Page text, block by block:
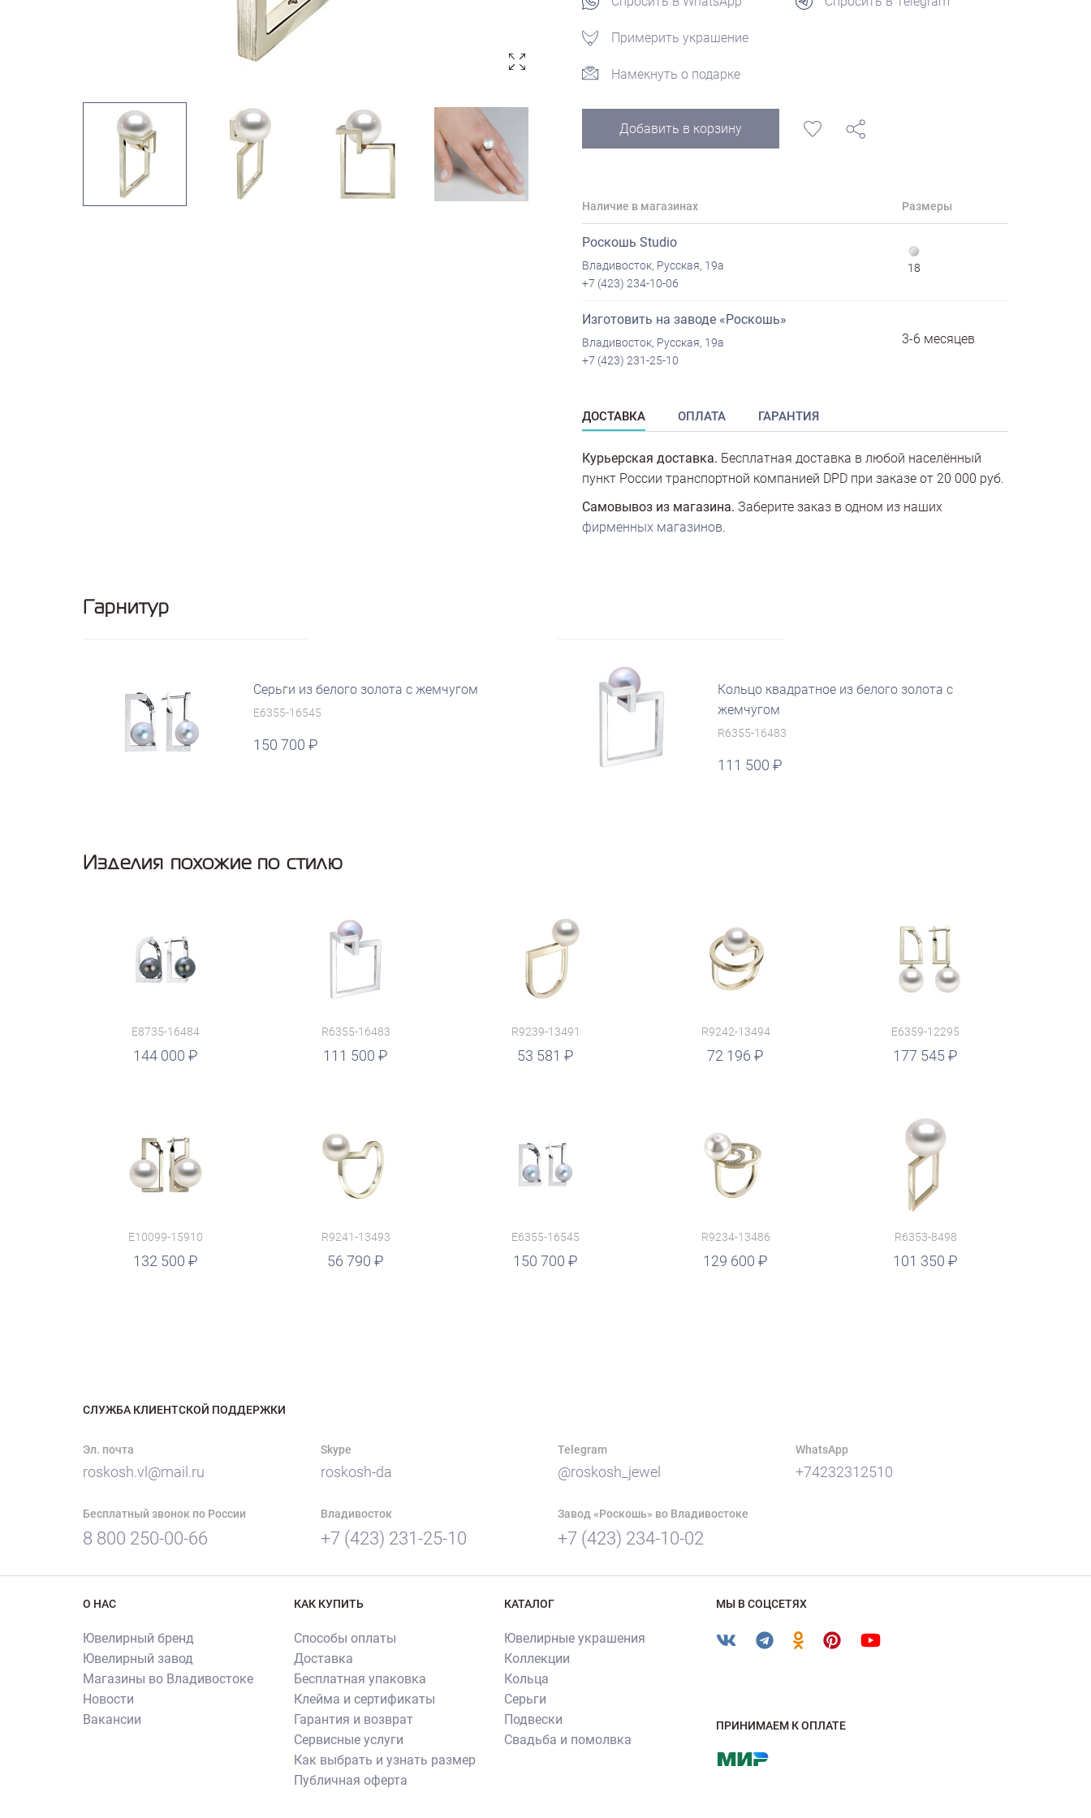
Примерить украшение
Намекнуть о подарке
Добавить в корзину
Наличие в магазинах Размеры
Роскошь Studio
Владивосток, Русская, 19а
+7 (423) 234-10-06
18
Изготовить на заводе «Роскошь»
Владивосток, Русская, 19а
+7 (423) 231-25-10
3-6 месяцев
ДОСТАВКА ОПЛАТА ГАРАНТИЯ
Курьерская доставка. Бесплатная доставка в любой населённый
пункт России транспортной компанией DPD при заказе от 20 000 руб.
Самовывоз из магазина. Заберите заказ в одном из наших
фирменных магазинов.
Гарнитур
Серьги из белого золота с жемчугом
E6355-16545
150 700
Кольцо квадратное из белого золота с
жемчугом
R6355-16483
111 500
Изделия похожие по стилю
E8735-16484
144 000
R6355-16483
111 500
руб.
R9239-13491
53 581
руб.
R9242-13494
72 196
руб.
E6359-12295
177 545
руб.
E10099-15910
132 500
R9241-13493
56 790
руб.
E6355-16545
150 700
руб.
R9234-13486
129 600
руб.
R6353-8498
101 350
руб.
СЛУЖБА КЛИЕНТСКОЙ ПОДДЕРЖКИ
Эл. почта
roskosh.vl@mail.ru
Skype
roskosh-da
Telegram
@roskosh_jewel
WhatsApp
+74232312510
Бесплатный звонок по России
8 800 250-00-66
Владивосток
+7 (423) 231-25-10
Завод «Роскошь» во Владивостоке
+7 (423) 234-10-02
О НАС
Ювелирный бренд
Ювелирный завод
Магазины во Владивостоке
Новости
Вакансии
КАК КУПИТЬ
Способы оплаты
Доставка
Бесплатная упаковка
Клейма и сертификаты
Гарантия и возврат
Сервисные услуги
Как выбрать и узнать размер
Публичная оферта
КАТАЛОГ
Ювелирные украшения
Коллекции
Кольца
Серьги
Подвески
Свадьба и помолвка
МЫ В СОЦСЕТЯХ
ПРИНИМАЕМ К ОПЛАТЕ